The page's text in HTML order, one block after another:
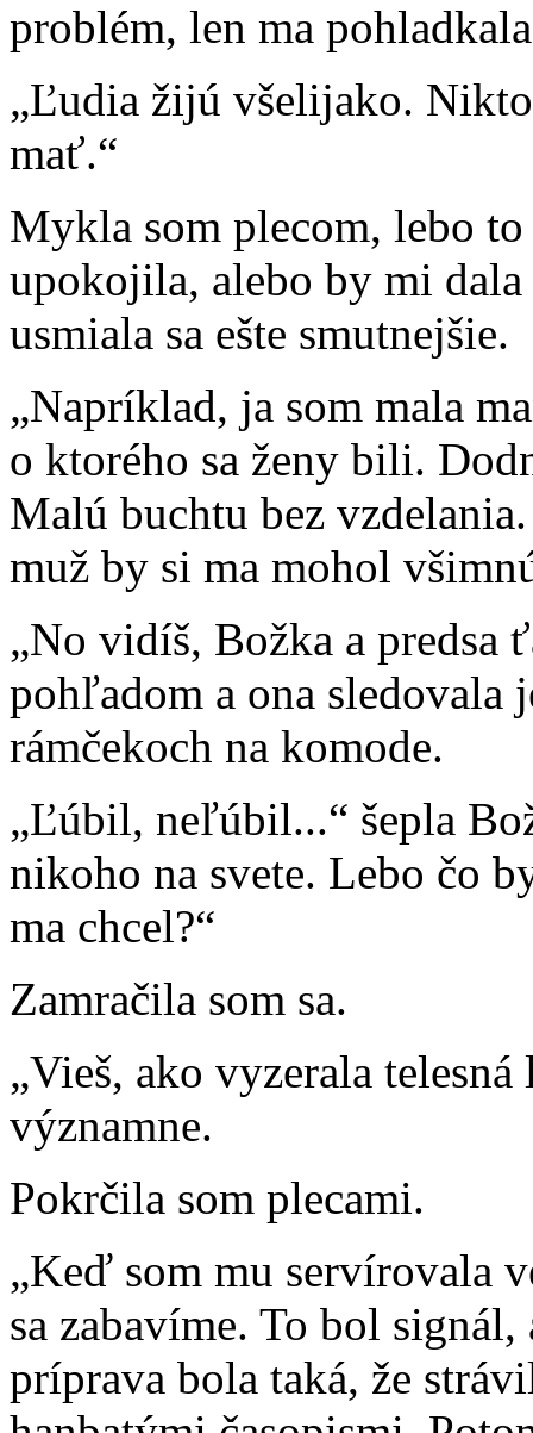
problém, len ma
„Ľudia žijú všelijako.
mať.“
Mykla som plecom, lebo
upokojila, alebo by mi
usmiala sa ešte smutnejšie.
„Napríklad, ja som mala
o ktorého sa ženy bili.
Malú buchtu bez
muž by si ma mohol
„No vidíš, Božka a
pohľadom a ona sledovala
rámčekoch na komode.
„Ľúbil, neľúbil...“ šepla
nikoho na svete. Lebo čo
ma chcel?“
Zamračila som sa.
„Vieš, ako vyzerala telesná
významne.
Pokrčila som plecami.
„Keď som mu servírovala
sa zabavíme. To bol
príprava bola taká, že